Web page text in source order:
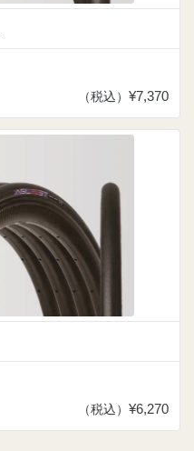
（税込） ¥7,370
（税込） ¥6,270